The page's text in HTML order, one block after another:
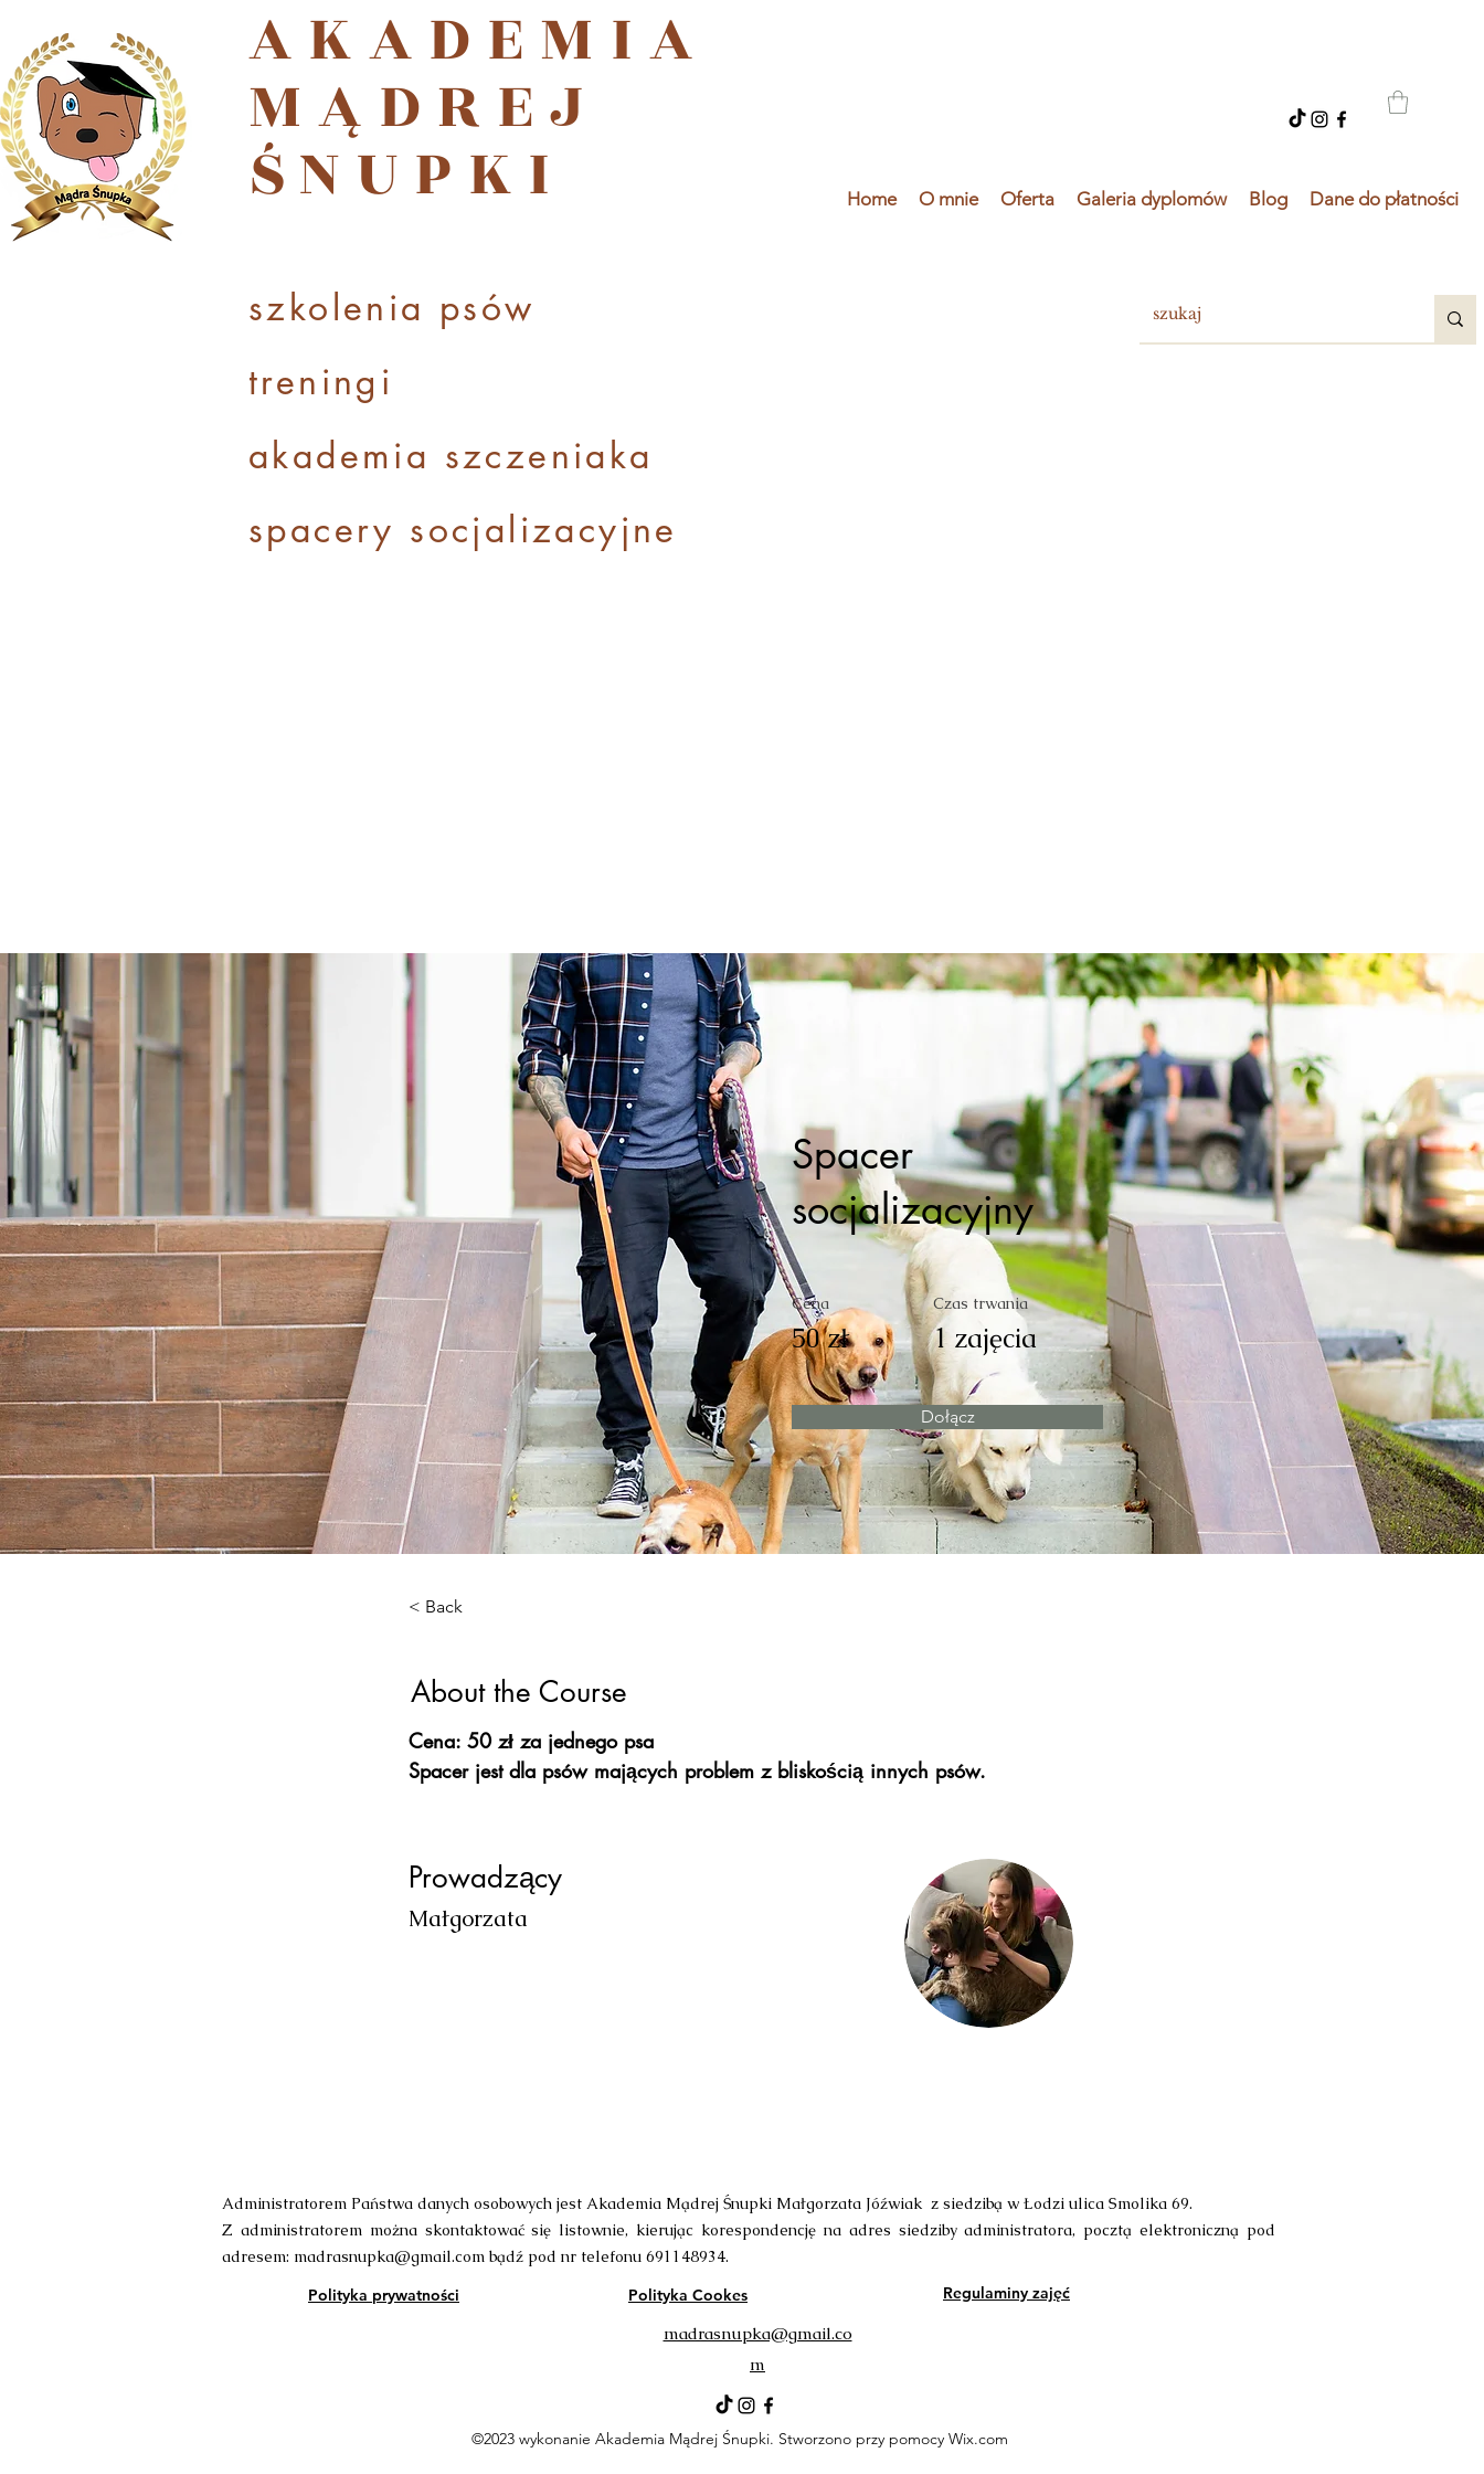
Home O mnie Oferta Galeria dyplomów Blog Dane do płatności
AKADEMIA
MĄDREJ
ŚNUPKI
szkolenia psów
treningi
akademia szczenia ka
spacery socjalizacyjne
Spacer
socjalizacyjny
Cena
50 zł
Czas trwania
1 zajęcia
Dołącz
< Back
About the Course
Cena: 50 zł za jednego psa
Spacer jest dla psów mających problem z bliskością innych psów.
Prowadzący
Małgorzata
Administratorem Państwa danych osobowych jest Akademia Mądrej Śnupki Małgorzata Jóźwiak z siedzibą w Łodzi ulica Smolika 69.
Z administratorem można skontaktować się listownie, kierując korespondencję na adres siedziby administratora, pocztą elektroniczną pod
adresem: madrasnupka@gmail.com bądź pod nr telefonu 691148934.
Polityka prywatności
Polityka Cookes
madrasnupka@gmail.co
m
Regulaminy zajęć
©2023 wykonanie Akademia Mądrej Śnupki. Stworzono przy pomocy Wix.com